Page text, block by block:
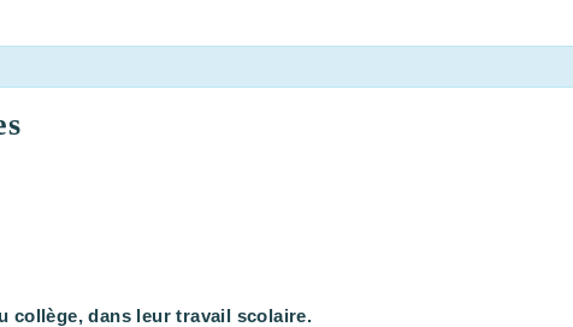
collège, dans leur travail scolaire.